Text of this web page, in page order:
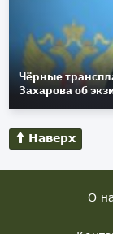
Чёрные
Захарова об
Наверх
О